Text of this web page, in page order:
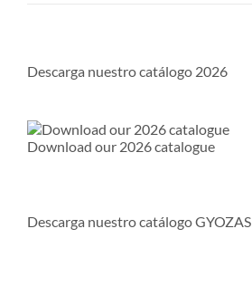
Descarga nuestro catálogo 2026
Download our 2026 catalogue
Descarga nuestro catálogo GYOZAS